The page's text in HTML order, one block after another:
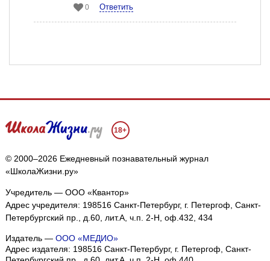
0 Ответить
18+
© 2000–2026 Ежедневный познавательный журнал
«ШколаЖизни.ру»
Учредитель — ООО «Квантор»
Адрес учредителя: 198516 Санкт-Петербург, г. Петергоф, Санкт-
Петербургский пр., д.60, лит.А, ч.п. 2-Н, оф.432, 434
Издатель — ООО «МЕДИО»
Адрес издателя: 198516 Санкт-Петербург, г. Петергоф, Санкт-
Подробнее ПРИНЯТЬ